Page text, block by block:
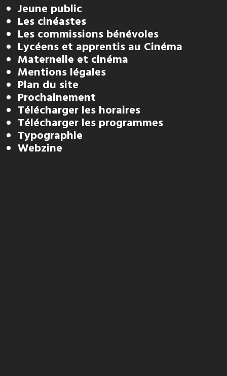
Jeune public
Les cinéastes
Les commissions bénévoles
Lycéens et apprentis au Cinéma
Maternelle et cinéma
Mentions légales
Plan du site
Prochainement
Télécharger les horaires
Télécharger les programmes
Typographie
Webzine